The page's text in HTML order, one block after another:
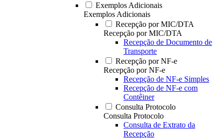
Exemplos Adicionais
Exemplos Adicionais
Recepção por MIC/DTA
Recepção por MIC/DTA
Recepção de Documento de
Transporte
Recepção por NF-e
Recepção por NF-e
Recepção de NF-e Simples
Recepção de NF-e com
Contêiner
Consulta Protocolo
Consulta Protocolo
Consulta de Extrato da
Recepção